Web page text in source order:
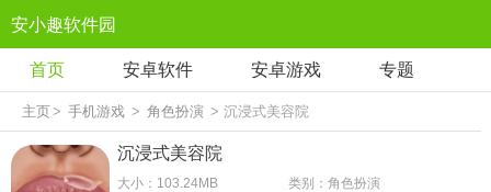
安小趣软件园
首页 安卓软件 安卓游戏 专题
主页> 手机游戏 > 角色扮演 > 沉浸式美容院
沉浸式美容院
大小：103.24MB
类别：角色扮演